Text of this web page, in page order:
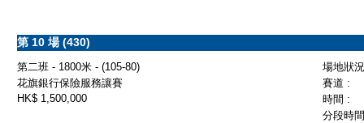
第 10 場 (430)
第二班 - 1800米 - (105-80)
場地狀
花旗銀行保險服務讓賽
賽道 :
HK$ 1,500,000
時間 :
分段時